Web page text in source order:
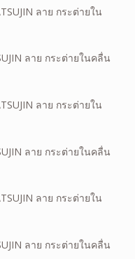
ลาย กระต่ายในคลื่น
ลาย กระต่ายในคลื่น
ลาย กระต่ายในคลื่น